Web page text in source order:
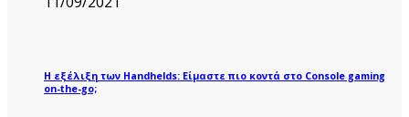
Η εξέλιξη των Handhelds: Είμαστε πιο κοντά στο Console gaming
on-the-go;